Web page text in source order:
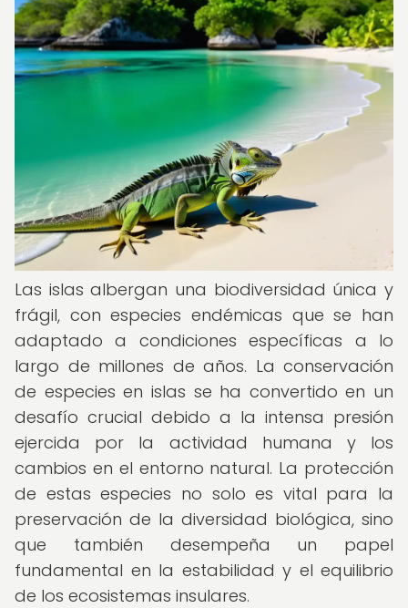
Las islas albergan una biodiversidad única y
frágil, con especies endémicas que se han
adaptado a condiciones específicas a lo
largo de millones de años. La conservación
de especies en islas se ha convertido en un
desafío crucial debido a la intensa presión
ejercida por la actividad humana y los
cambios en el entorno natural. La protección
de estas especies no solo es vital para la
preservación de la diversidad biológica, sino
que también desempeña un papel
fundamental en la estabilidad y el equilibrio
de los ecosistemas insulares.